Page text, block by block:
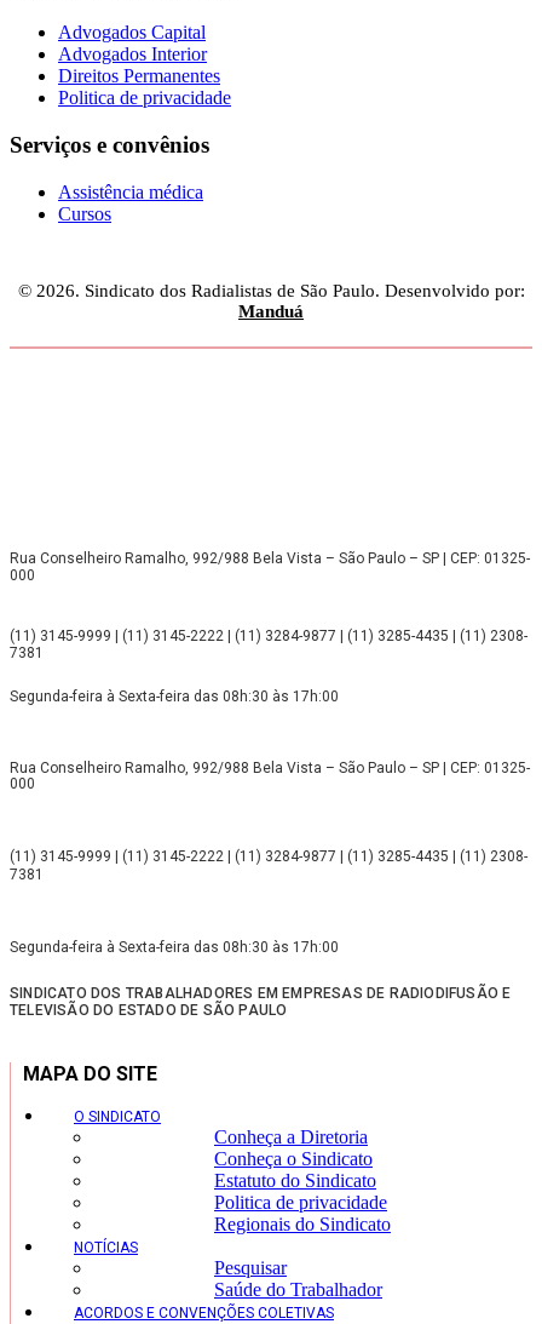
Advogados Capital
Advogados Interior
Direitos Permanentes
Politica de privacidade
Serviços e convênios
Assistência médica
Cursos
© 2026. Sindicato dos Radialistas de São Paulo. Desenvolvido por:
Manduá
Rua Conselheiro Ramalho, 992/988 Bela Vista – São Paulo – SP | CEP: 01325-
000
(11) 3145-9999 | (11) 3145-2222 | (11) 3284-9877 | (11) 3285-4435 | (11) 2308-
7381
Segunda-feira à Sexta-feira das 08h:30 às 17h:00
Rua Conselheiro Ramalho, 992/988 Bela Vista – São Paulo – SP | CEP: 01325-
000
(11) 3145-9999 | (11) 3145-2222 | (11) 3284-9877 | (11) 3285-4435 | (11) 2308-
7381
Segunda-feira à Sexta-feira das 08h:30 às 17h:00
SINDICATO DOS TRABALHADORES EM EMPRESAS DE RADIODIFUSÃO E
TELEVISÃO DO ESTADO DE SÃO PAULO
MAPA DO SITE
O SINDICATO
Conheça a Diretoria
Conheça o Sindicato
Estatuto do Sindicato
Politica de privacidade
Regionais do Sindicato
NOTÍCIAS
Pesquisar
Saúde do Trabalhador
ACORDOS E CONVENÇÕES COLETIVAS